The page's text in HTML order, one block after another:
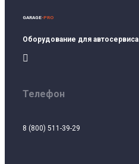
GARAGE-PRO
Оборудование для автосервиса

Телефон
8 (800) 511-39-29